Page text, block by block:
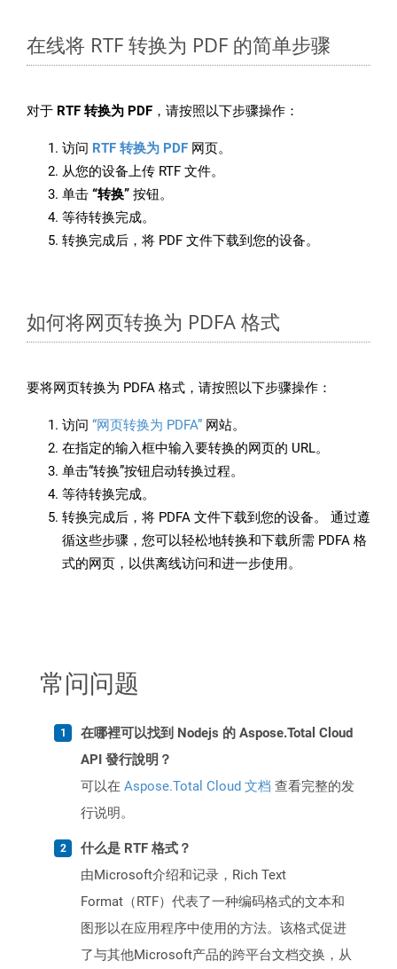
在线将 RTF 转换为 PDF 的简单步骤
对于 RTF 转换为 PDF ，请按照以下步骤操作：
访问 RTF 转换为 PDF 网页。
从您的设备上传 RTF 文件。
单击 “转换” 按钮。
等待转换完成。
转换完成后，将 PDF 文件下载到您的设备。
如何将网页转换为 PDFA 格式
要将网页转换为 PDFA 格式，请按照以下步骤操作：
访问 “网页转换为 PDFA” 网站。
在指定的输入框中输入要转换的网页的 URL。
单击“转换”按钮启动转换过程。
等待转换完成。
转换完成后，将 PDFA 文件下载到您的设备。 通过遵
循这些步骤，您可以轻松地转换和下载所需 PDFA 格
式的网页，以供离线访问和进一步使用。
常问问题
在哪裡可以找到 Nodejs 的 Aspose.Total Cloud
API 發行說明？
可以在 Aspose.Total Cloud 文档 查看完整的发
行说明。
什么是 RTF 格式？
由Microsoft介绍和记录，Rich Text
Format（RTF）代表了一种编码格式的文本和
图形以在应用程序中使用的方法。该格式促进
了与其他Microsoft产品的跨平台文档交换，从